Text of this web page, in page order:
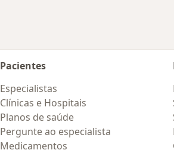
Pacientes
Especialistas
Clínicas e Hospitais
Planos de saúde
Pergunte ao especialista
Medicamentos